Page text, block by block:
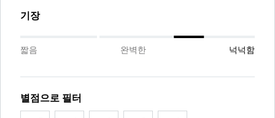
기장
짧음 완벽한 넉넉함
별점으로 필터